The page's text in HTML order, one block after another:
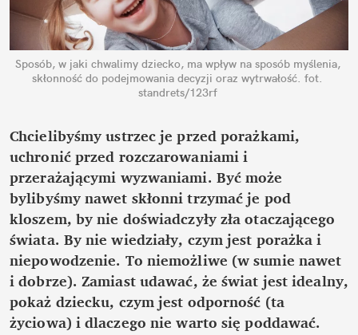
Sposób, w jaki chwalimy dziecko, ma wpływ na sposób myślenia,
skłonność do podejmowania decyzji oraz wytrwałość. fot.
standrets/123rf
Chcielibyśmy ustrzec je przed porażkami,
uchronić przed rozczarowaniami i
przerażającymi wyzwaniami. Być może
bylibyśmy nawet skłonni trzymać je pod
kloszem, by nie doświadczyły zła otaczającego
świata. By nie wiedziały, czym jest porażka i
niepowodzenie. To niemożliwe (w sumie nawet
i dobrze). Zamiast udawać, że świat jest idealny,
pokaż dziecku, czym jest odporność (ta
życiowa) i dlaczego nie warto się poddawać.